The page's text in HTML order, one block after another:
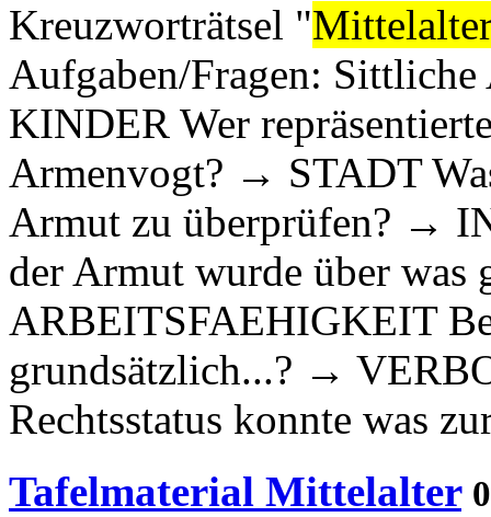
Kreuzworträtsel "
Aufgaben/Fragen:
KINDER Wer
Armenvogt? → STADT
Armut zu überprüfen? →
der Armut wurde über
ARBEITSFAEHIGKEIT
grundsätzlich...? →
Rechtsstatus konnte was
Tafelmaterial Mittelalter